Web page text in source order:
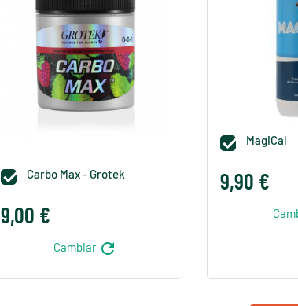
 Carbo Max - Grotek
9,00 €
Cambiar refresh
 MagiCal
9,90 €